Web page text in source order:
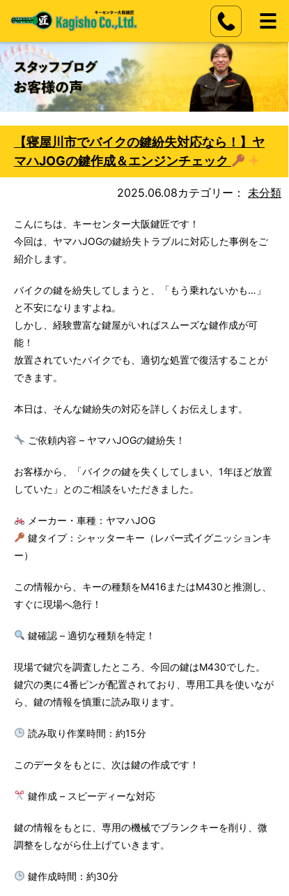
【寝屋川市でバイクの鍵紛失対応なら！】ヤ
マハJOGの鍵作成＆エンジンチェック
2025.06.08カテゴリー： 未分類
こんにちは、キーセンター大阪鍵匠です！
今回は、ヤマハJOGの鍵紛失トラブルに対応した事例をご
紹介します。
バイクの鍵を紛失してしまうと、「もう乗れないかも…」
と不安になりますよね。
しかし、経験豊富な鍵屋がいればスムーズな鍵作成が可
能！
放置されていたバイクでも、適切な処置で復活することが
できます。
本日は、そんな鍵紛失の対応を詳しくお伝えします。
ご依頼内容 – ヤマハJOGの鍵紛失！
お客様から、「バイクの鍵を失くしてしまい、1年ほど放置
していた」とのご相談をいただきました。
メーカー・車種：ヤマハJOG
鍵タイプ：シャッターキー（レバー式イグニッションキ
ー）
この情報から、キーの種類をM416またはM430と推測し、
すぐに現場へ急行！
鍵確認 – 適切な種類を特定！
現場で鍵穴を調査したところ、今回の鍵はM430でした。
鍵穴の奥に4番ピンが配置されており、専用工具を使いなが
ら、鍵の情報を慎重に読み取ります。
読み取り作業時間：約15分
このデータをもとに、次は鍵の作成です！
鍵作成 – スピーディーな対応
鍵の情報をもとに、専用の機械でブランクキーを削り、微
調整をしながら仕上げていきます。
鍵作成時間：約30分